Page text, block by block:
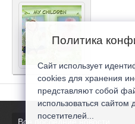
Все последние новости
Политика
Сайт использует
cookies для хранения
представляют собой
использоваться сайтом
посетителей...